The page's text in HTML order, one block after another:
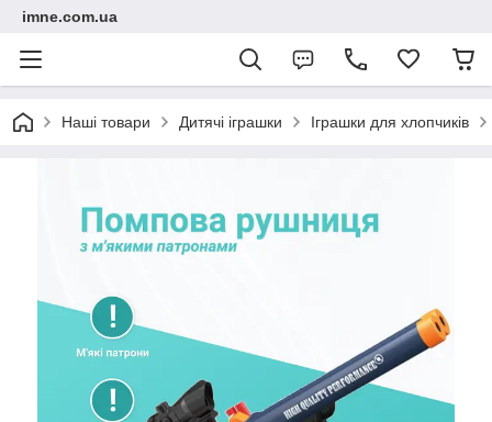
imne.com.ua
Наші товари Дитячі іграшки Іграшки для хлопчиків